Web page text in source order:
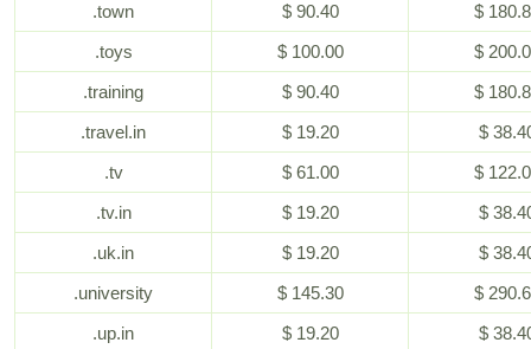
.town
$ 90.40
$
.toys
$ 100.00
$
.training
$ 90.40
$
.travel.in
$ 19.20
$
.tv
$ 61.00
$
.tv.in
$ 19.20
$
.uk.in
$ 19.20
$
.university
$ 145.30
$
.up.in
$ 19.20
$